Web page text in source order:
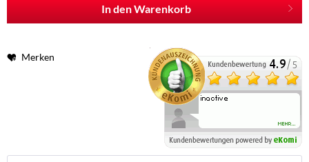
In den Warenkorb
Merken